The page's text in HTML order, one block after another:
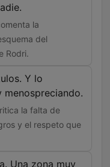
la
del
Rodri.
Y lo
menospreciando.
la falta de
y el respeto que
Una zona muy